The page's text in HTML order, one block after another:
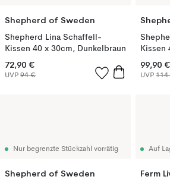
Shepherd of Sweden
Shepherd Lina Schaffell-
Kissen 40 x 30cm, Dunkelbraun
72,90 €
UVP 94 €
Kissen
99,90 €
UVP 114
Nur begrenzte Stückzahl vorrätig
Shepherd of Sweden
Auf
Ferm